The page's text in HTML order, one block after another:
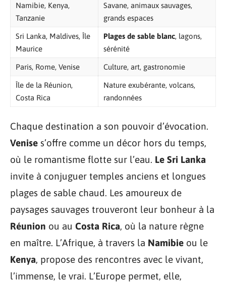
Namibie, Kenya,
Tanzanie
Savane, animaux sauvages,
grands espaces
Sri Lanka, Maldives, Île
Maurice
Plages de sable blanc, lagons,
sérénité
Paris, Rome, Venise Culture, art, gastronomie
Île de la Réunion,
Costa Rica
Nature exubérante, volcans,
randonnées
Chaque destination a son pouvoir d’évocation.
Venise s’offre comme un décor hors du temps,
où le romantisme flotte sur l’eau. Le Sri Lanka
invite à conjuguer temples anciens et longues
plages de sable chaud. Les amoureux de
paysages sauvages trouveront leur bonheur à la
Réunion ou au Costa Rica, où la nature règne
en maître. L’Afrique, à travers la Namibie ou le
Kenya, propose des rencontres avec le vivant,
l’immense, le vrai. L’Europe permet, elle,